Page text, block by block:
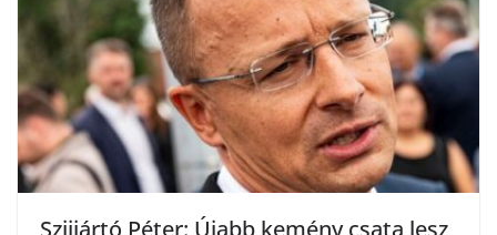
Szijjártó Péter: Újabb kemény csata lesz